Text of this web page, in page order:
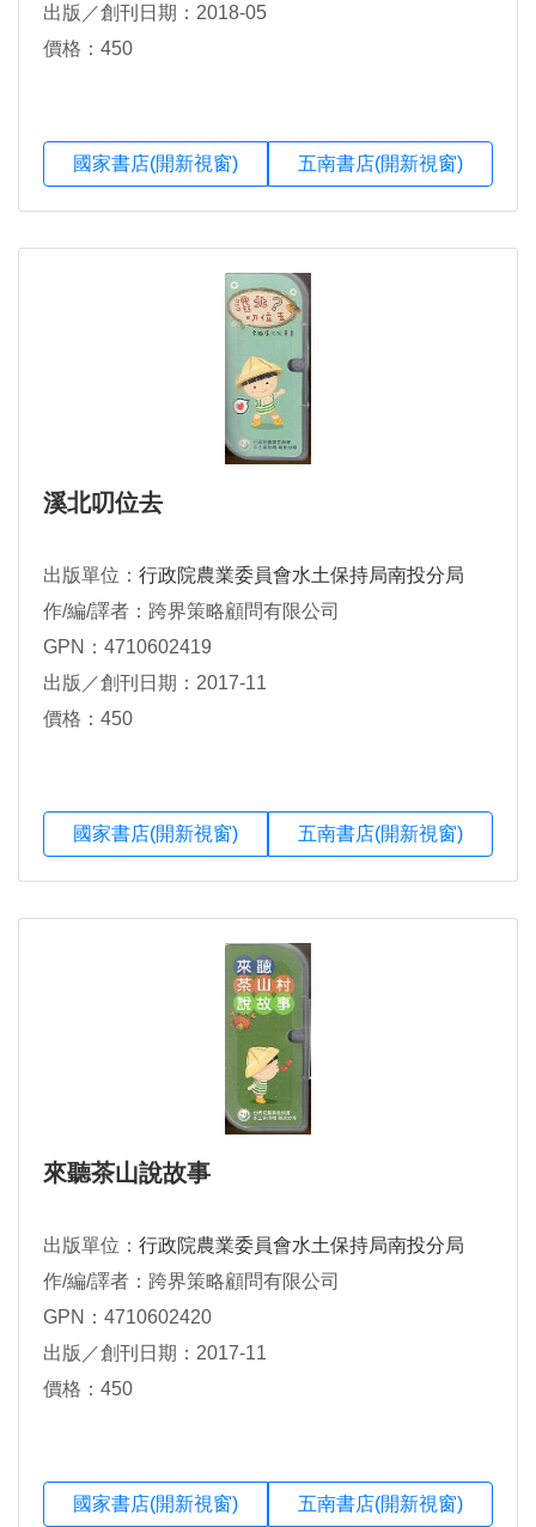
出版／創刊日期：2018-05
價格：450
國家書店(開新視窗) 五南書店(開新視窗)
溪北叨位去
出版單位： 行政院農業委員會水土保持局南投分局
作/編/譯者：跨界策略顧問有限公司
GPN：4710602419
出版／創刊日期：2017-11
價格：450
國家書店(開新視窗) 五南書店(開新視窗)
來聽茶山說故事
出版單位： 行政院農業委員會水土保持局南投分局
作/編/譯者：跨界策略顧問有限公司
GPN：4710602420
出版／創刊日期：2017-11
價格：450
國家書店(開新視窗) 五南書店(開新視窗)